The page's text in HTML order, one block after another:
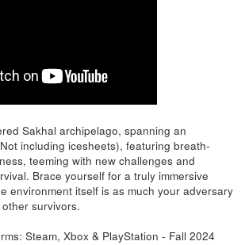
Sakhal archipelago, spanning an
including icesheets), featuring breath-
teeming with new challenges and
Brace yourself for a truly immersive
environment itself is as much your adversary
survivors.
Steam, Xbox & PlayStation - Fall 2024